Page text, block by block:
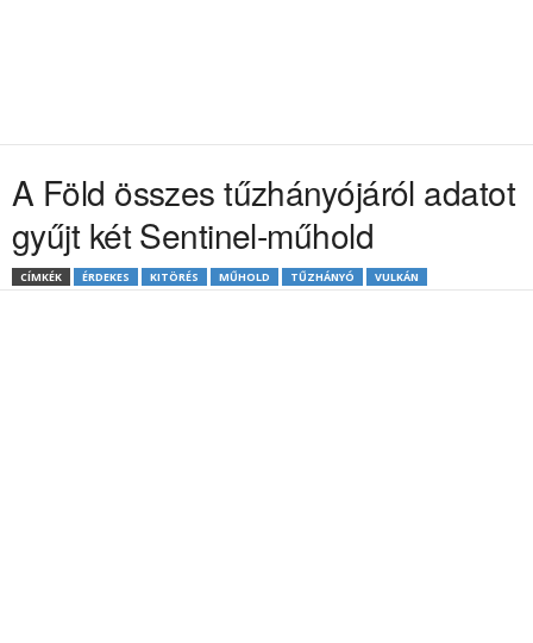
A Föld összes tűzhányójáról adatot
gyűjt két Sentinel-műhold
CÍMKÉK ÉRDEKES KITÖRÉS MŰHOLD TŰZHÁNYÓ VULKÁN